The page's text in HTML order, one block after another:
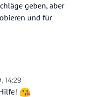
geben, aber
und für
14:29